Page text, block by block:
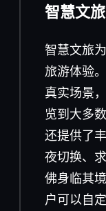
智慧文旅
智慧文旅
旅游体验
真实场景
览到大多
还提供了
夜切换、
佛身临其
户可以自